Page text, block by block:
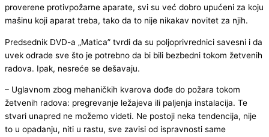
proverene protivpožarne aparate, svi su već dobro upućeni za koju
mašinu koji aparat treba, tako da to nije nikakav novitet za njih.
Predsednik DVD-a „Matica” tvrdi da su poljoprivrednici savesni i da
uvek odrade sve što je potrebno da bi bili bezbedni tokom žetvenih
radova. Ipak, nesreće se dešavaju.
– Uglavnom zbog mehaničkih kvarova dođe do požara tokom
žetvenih radova: pregrevanje ležajeva ili paljenja instalacija. Te
stvari unapred ne možemo videti. Ne postoji neka tendencija, nije
to u opadanju, niti u rastu, sve zavisi od ispravnosti same